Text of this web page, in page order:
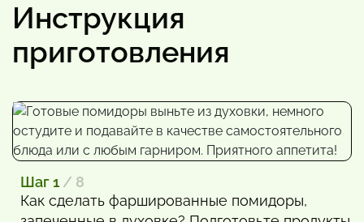
Инструкция
приготовления
Шаг 1 / 8
Как сделать фаршированные помидоры,